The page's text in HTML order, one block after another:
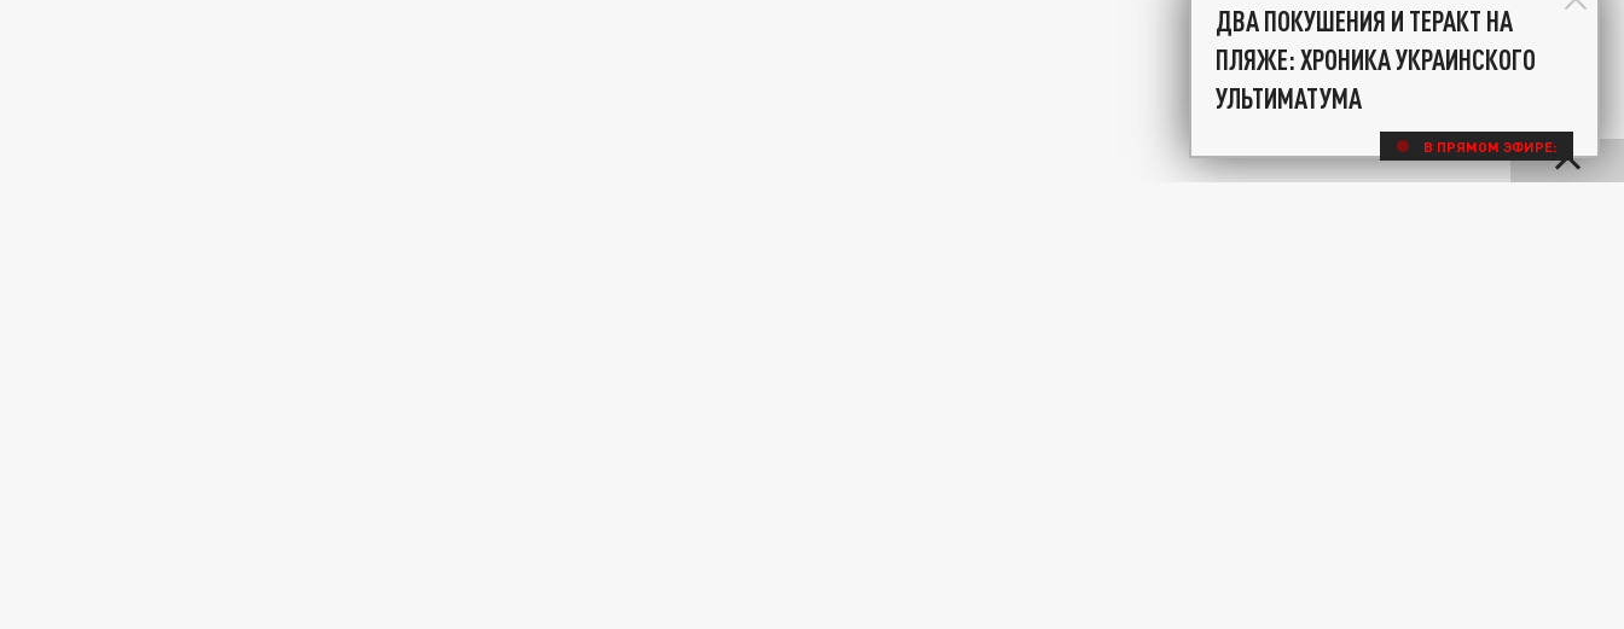
ДВА ПОКУШЕНИЯ И ТЕРАКТ НА
ПЛЯЖЕ: ХРОНИКА УКРАИНСКОГО
УЛЬТИМАТУМА
В ПРЯМОМ ЭФИРЕ: